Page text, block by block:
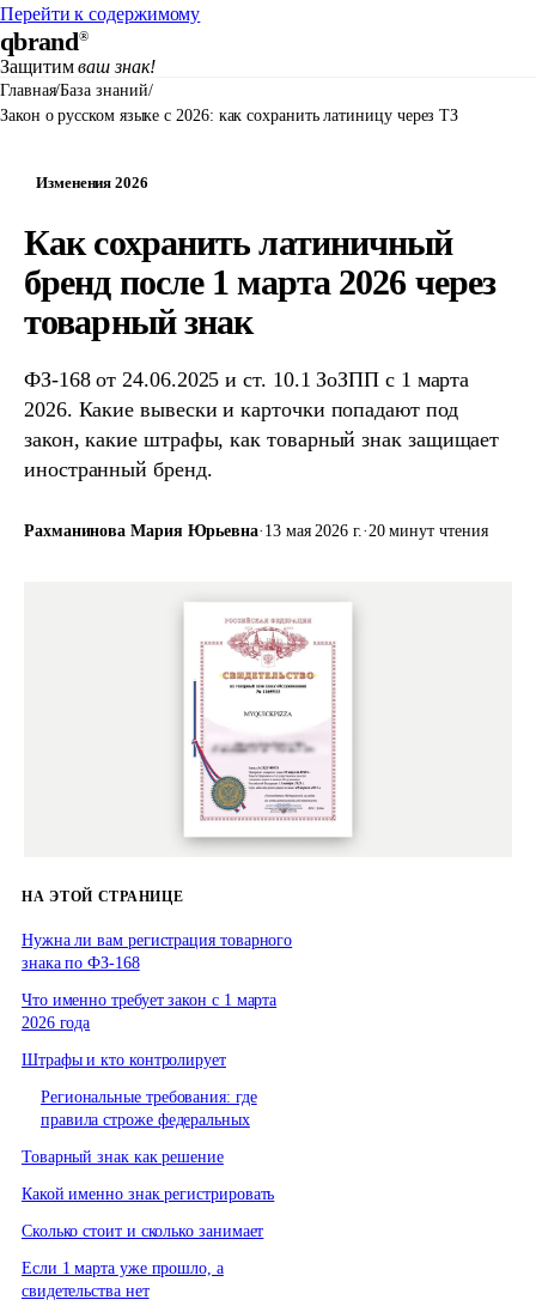
Перейти к содержимому
qbrand®
Защитимваш знак!
Главная/База знаний/
Закон о русском языке с 2026: как сохранить латиницу через ТЗ
Изменения 2026
Как сохранить латиничный
бренд после 1 марта 2026 через
товарный знак
ФЗ-168 от 24.06.2025 и ст. 10.1 ЗоЗПП с 1 марта
2026. Какие вывески и карточки попадают под
закон, какие штрафы, как товарный знак защищает
иностранный бренд.
Рахманинова Мария Юрьевна· 13 мая 2026 г.·20 минут чтения
НА ЭТОЙ СТРАНИЦЕ
Нужна ли вам регистрация товарного
знака по ФЗ-168
Что именно требует закон с 1 марта
2026 года
Штрафы и кто контролирует
Региональные требования: где
правила строже федеральных
Товарный знак как решение
Какой именно знак регистрировать
Сколько стоит и сколько занимает
Если 1 марта уже прошло, а
свидетельства нет